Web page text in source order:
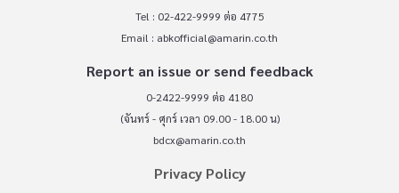
Tel : 02-422-9999 ต่อ 4775
Email : abkofficial@amarin.co.th
Report an issue or send feedback
0-2422-9999 ต่อ 4180
(จันทร์ - ศุกร์ เวลา 09.00 - 18.00 น)
bdcx@amarin.co.th
Privacy Policy